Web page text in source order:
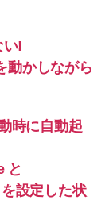
い!
動かしながら
時に自動起
と
設定した状